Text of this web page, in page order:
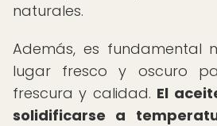
naturales.
Además, es fundamental
lugar fresco y oscuro
frescura y calidad. El
solidificarse a